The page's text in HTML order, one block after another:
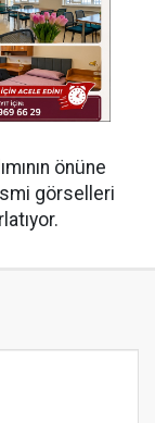
önüne
görselleri